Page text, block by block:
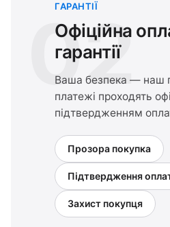
02
ГАРАНТІЇ
Офіційна
гарантії
Ваша безпека — наш
платежі проходять
підтвердженням
Прозора покупка
Підтвердження
Захист покупця